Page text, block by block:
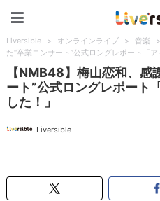
Liversible > オンラインライブ > 音楽 >
た“卒業コンサート”公式ロングレポート「
【NMB48】梅山恋和、感
ート”公式ロングレポート
した！」
Liversible